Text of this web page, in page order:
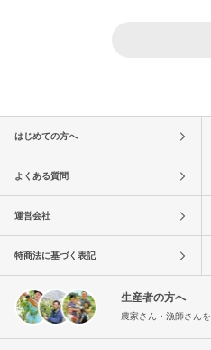
はじめての方へ
よくある質問
運営会社
特商法に基づく表記
生産者の方へ
農家さん・漁師さん